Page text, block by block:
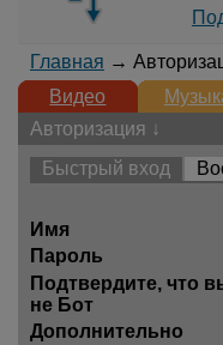
Главная →
Видео
Авторизация ↓
Быстрый вход
Имя
Пароль
Подтвердите, что
не Бот
Дополнительно